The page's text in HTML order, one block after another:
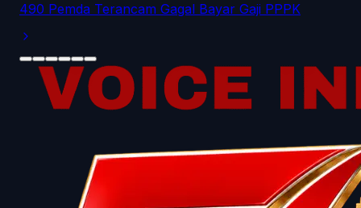
490 Pemda Terancam Gagal Bayar Gaji PPPK